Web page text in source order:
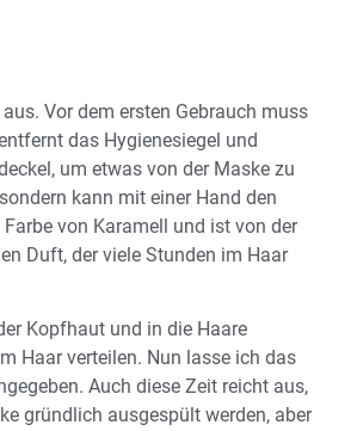
Vor dem ersten Gebrauch muss
das Hygienesiegel und
um etwas von der Maske zu
kann mit einer Hand den
von Karamell und ist von der
Duft, der viele Stunden im Haar
Kopfhaut und in die Haare
Haar verteilen. Nun lasse ich das
Auch diese Zeit reicht aus,
gründlich ausgespült werden, aber